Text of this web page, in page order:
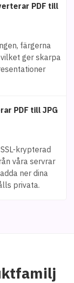
PDF till
färgerna
ger skarpa
PDF till JPG
krypterad
våra servrar
ner dina
privata.